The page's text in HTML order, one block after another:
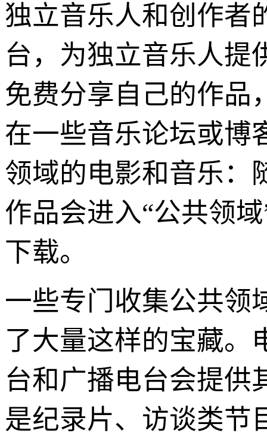
独立音乐人和创作者
台，为独立音乐人提
免费分享自己的作品
在一些音乐论坛或博
领域的电影和音乐：
作品会进入“公共领
下载。
一些专门收集公共领
了大量这样的宝藏。
台和广播电台会提供
是纪录片、访谈类节